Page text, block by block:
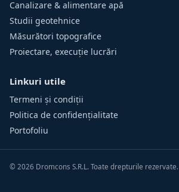
Canalizare & alimentare apă
Studii geotehnice
Măsurători topografice
Proiectare, execuție lucrări
Linkuri utile
Termeni și condiții
Politica de confidențialitate
Portofoliu
© 2026 Dromcons S.R.L. Toate drepturile rezervate.